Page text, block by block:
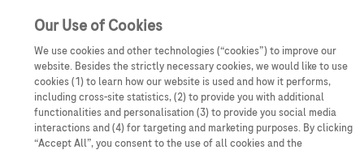
Our Use of Cookies
We use cookies and other technologies (“cookies”) to improve our
website. Besides the strictly necessary cookies, we would like to use
cookies (1) to learn how our website is used and how it performs,
including cross-site statistics, (2) to provide you with additional
functionalities and personalisation (3) to provide you social media
interactions and (4) for targeting and marketing purposes. By clicking
“Accept All”, you consent to the use of all cookies and the